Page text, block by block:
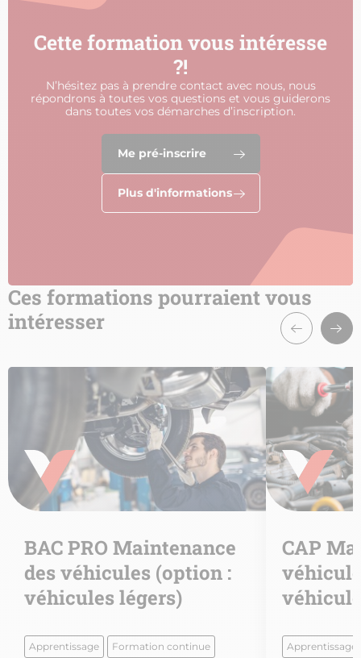
Cette formation vous intéresse
?!
N’hésitez pas à prendre contact avec nous, nous
répondrons à toutes vos questions et vous guiderons
dans toutes vos démarches d’inscription.
Me pré-inscrire
Plus d'informations
Ces formations pourraient vous
intéresser
BAC PRO Maintenance
des véhicules (option :
véhicules légers)
Apprentissage Formation continue
CAP
Apprentissage